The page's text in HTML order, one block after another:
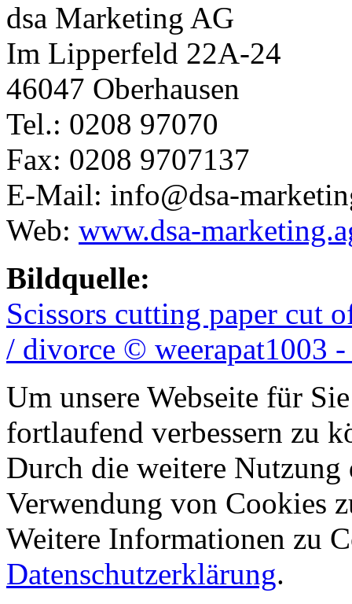
dsa Marketing AG
Im Lipperfeld 22A-24
46047 Oberhausen
Tel.: 0208 97070
Fax: 0208 9707137
E-Mail: info@dsa-
Web: www.dsa-
Bildquelle:
Scissors cutting paper cut
/ divorce © weerapat1003
Um unsere Webseite für
fortlaufend verbessern zu
Durch die weitere Nutzung
Verwendung von Cookies
Weitere Informationen zu
Datenschutzerklärung.